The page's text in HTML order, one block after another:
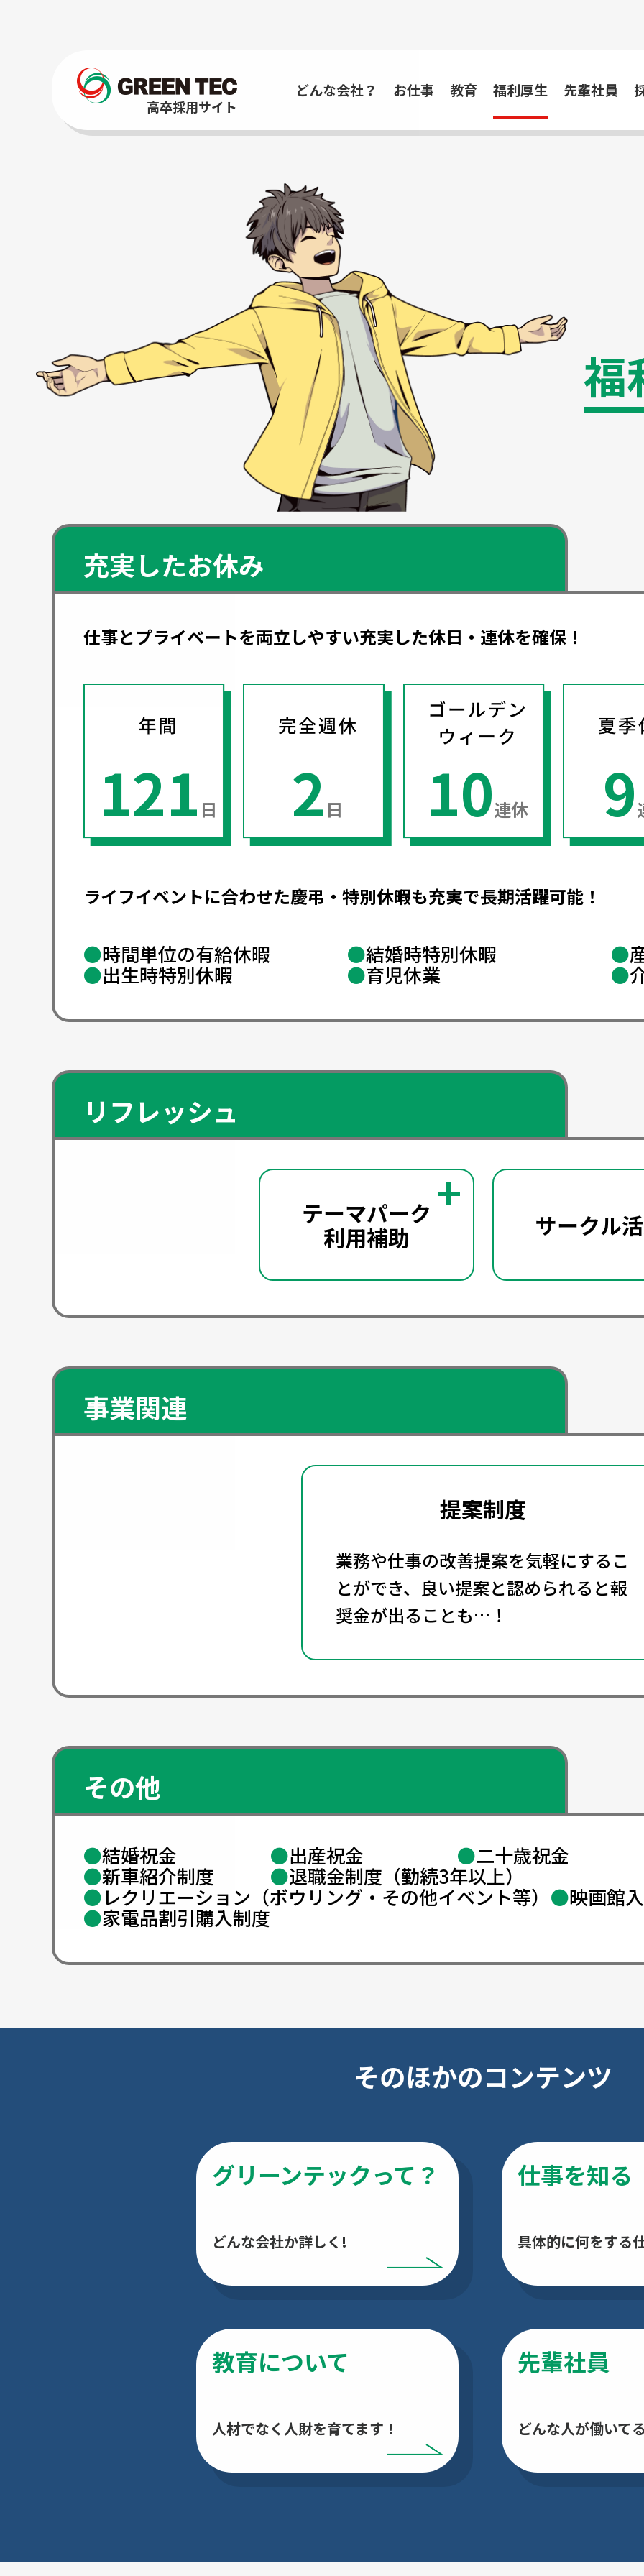
高卒採用サイト
どんな会社？ お仕事 教育 福利厚生 先輩社員
福
充実したお休み
仕事とプライベートを両立しやすい充実した休日・連休を確保！
121 日 2 日 10連休 9
ライフイベントに合わせた慶弔・特別休暇も充実で長期活躍可能！
●時間単位の有給休暇 ●結婚時特別休暇 ●
●出生時特別休暇 ●育児休業 ●
リフレッシュ
テーマパーク
利用補助 サークル
全国にある8つのテーマパーク利用料を補助して
本人とご家族で利用でき、多くの社員が利用し
・東京ディズニーリゾート ・ラグーナテンボス ・USJ
事業関連
提案制度
業務や仕事の改善提案を気軽にするこ
とができ、良い提案と認められると報
奨金が出ることも…！
その他
●結婚祝金 ●出産祝金 ●二十歳祝金
●新車紹介制度 ●退職金制度（勤続3年以上）
●レクリエーション（ボウリング・その他イベント等） ●映画館
●家電品割引購入制度
そのほかのコンテンツ
グリーンテックって？
どんな会社か詳しく!
仕事を知る
具体的に何をする
教育について
人材でなく人財を育てます！
先輩社員
どんな人が働いて